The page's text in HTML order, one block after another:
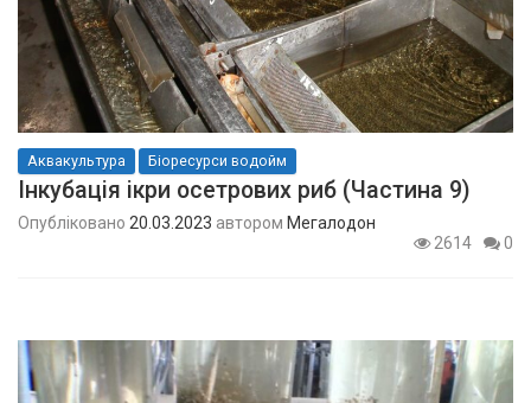
Аквакультура Біоресурси водойм
Інкубація ікри осетрових риб (Частина 9)
Опубліковано 20.03.2023 автором Мегалодон
2614
0